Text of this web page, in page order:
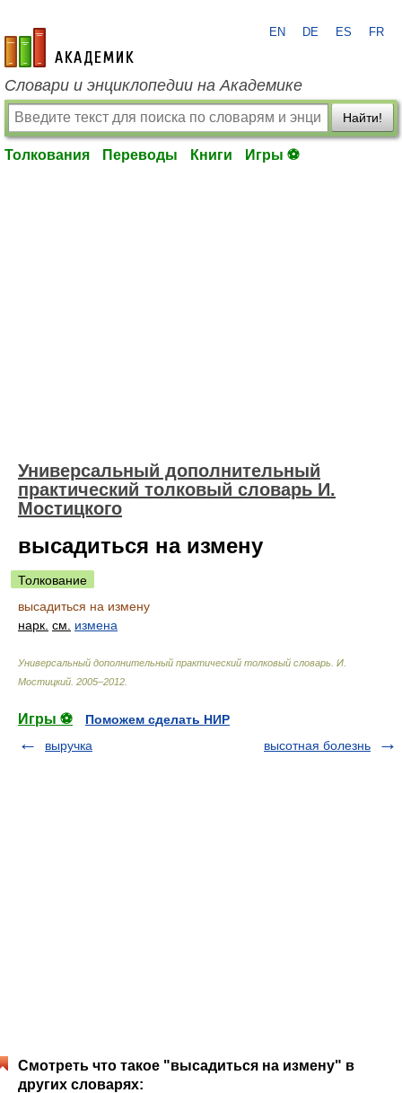
academic.ru
EN DE ES FR
Словари и энциклопедии на Академике
Найти!
Толкования Переводы Книги Игры ⚽
Универсальный дополнительный
практический толковый словарь И.
Мостицкого
высадиться на измену
Толкование
высадиться на измену
нарк. см. измена
Универсальный дополнительный практический толковый словарь И.
Мостицкий 2005–2012
Игры ⚽
Поможем сделать НИР
выручка
высотная болезнь
Смотреть что такое "высадиться на измену" в
других словарях: